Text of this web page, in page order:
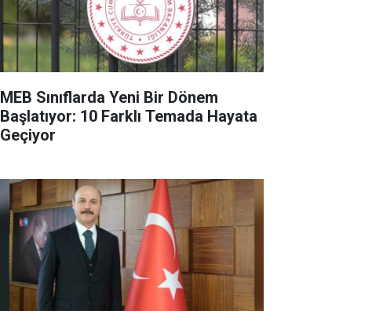
MEB Sınıflarda Yeni Bir Dönem
Başlatıyor: 10 Farklı Temada Hayata
Geçiyor